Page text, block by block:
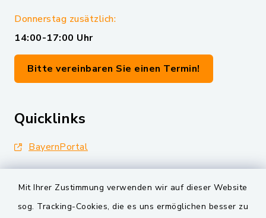
Mit Ihrer Zustimmung verwenden wir auf dieser Website
sog. Tracking-Cookies, die es uns ermöglichen besser zu
Donnerstag zusätzlich:
14:00-17:00 Uhr
Bitte vereinbaren Sie einen Termin!
Quicklinks
BayernPortal
Landkreis Schwandorf